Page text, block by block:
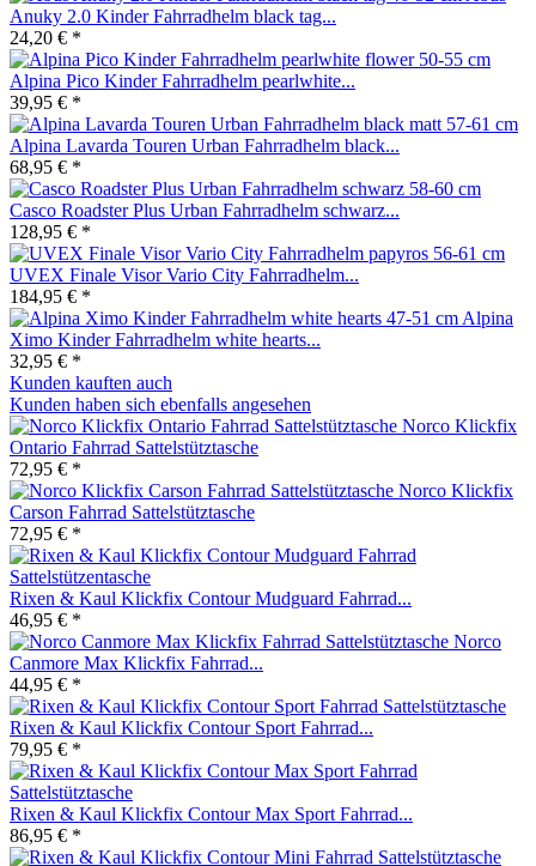
Anuky 2.0 Kinder Fahrradhelm black tag...
24,20 € *
Alpina Pico Kinder Fahrradhelm pearlwhite...
39,95 € *
Alpina Lavarda Touren Urban Fahrradhelm black...
68,95 € *
Casco Roadster Plus Urban Fahrradhelm schwarz...
128,95 € *
UVEX Finale Visor Vario City Fahrradhelm...
184,95 € *
Alpina
Ximo Kinder Fahrradhelm white hearts...
32,95 € *
Kunden kauften auch
Kunden haben sich ebenfalls angesehen
Norco Klickfix
Ontario Fahrrad Sattelstütztasche
72,95 € *
Norco Klickfix
Carson Fahrrad Sattelstütztasche
72,95 € *
Rixen & Kaul Klickfix Contour Mudguard Fahrrad...
46,95 € *
Norco
Canmore Max Klickfix Fahrrad...
44,95 € *
Rixen & Kaul Klickfix Contour Sport Fahrrad...
79,95 € *
Rixen & Kaul Klickfix Contour Max Sport Fahrrad...
86,95 € *